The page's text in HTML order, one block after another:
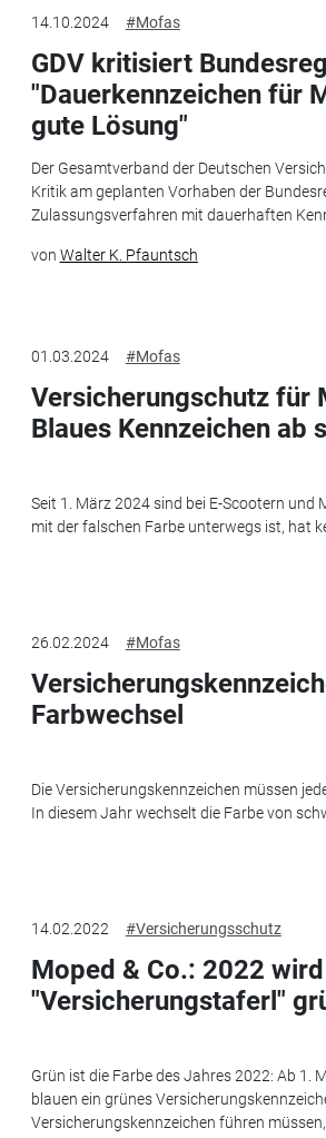
14.10.2024 #Mofas
GDV kritisiert
"Dauerkennzeichen für
gute Lösung"
Der Gesamtverband der Deutschen
Kritik am geplanten Vorhaben der
Zulassungsverfahren mit dauerhaften
von Walter K. Pfauntsch
01.03.2024 #Mofas
Versicherungschutz für
Blaues Kennzeichen ab
Seit 1. März 2024 sind bei E-Scootern
mit der falschen Farbe unterwegs ist, hat
26.02.2024 #Mofas
Farbwechsel
Die Versicherungskennzeichen müssen
In diesem Jahr wechselt die Farbe von
14.02.2022 #Versicherungsschutz
Moped & Co.: 2022
"Versicherungstaferl"
Grün ist die Farbe des Jahres 2022: Ab 1.
blauen ein grünes
Versicherungskennzeichen führen